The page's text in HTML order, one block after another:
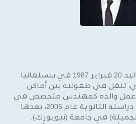
ممثل أمريكي من مواليد 20 فبراير 1987 في بنسلفانيا
تنقل في طفولته بين أماكن
عمل والده كمهندس متخصص في
الطاقة النووية. أنهي دراسته الثانوية عام 2005، بعدها
في جامعة (نيويورك).